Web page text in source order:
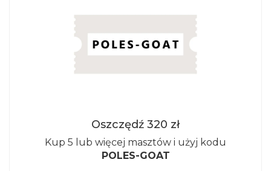
Oszczędź 320 zł
Kup 5 lub więcej masztów i użyj kodu
POLES-GOAT